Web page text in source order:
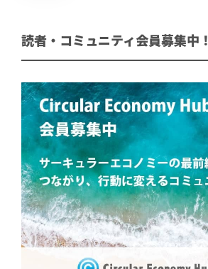
読者・コミュニティ会員募集中！